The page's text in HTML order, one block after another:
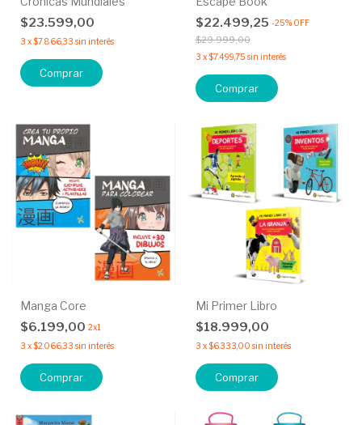
$23.599,00
3 x$7.866,33 sin interés
$22.499,25 -25% OFF
$29.999,00
3 x$7.499,75 sin interés
Comprar
Manga Core
$6.199,00 2x1
3 x$2.066,33 sin interés
Comprar
Mi Primer Libro
$18.999,00
3 x$6.333,00 sin interés
Comprar